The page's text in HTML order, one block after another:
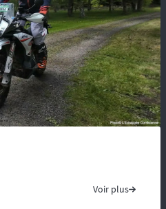
Voir plus
d’être coupés du
moyens de secours.
des autochtones
aisée …. Nous vous
partir avec tous les
et de secours
pays traversés, prenez
touristiques comme : «
». Et par ces temps de
:
donc il est fortement